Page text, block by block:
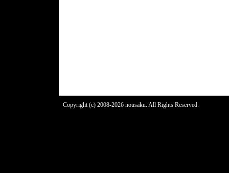
Copyright (c) 2008-2026 nousaku. All Rights Reserved.